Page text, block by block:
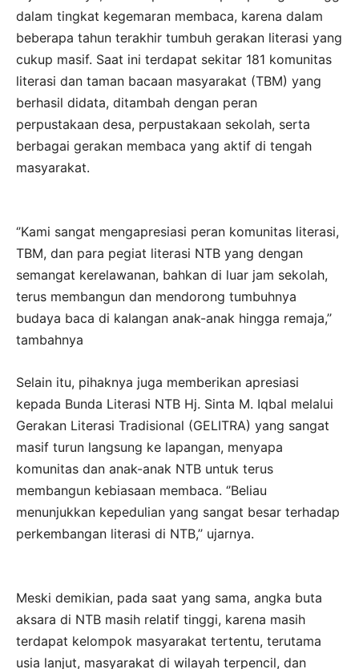
dalam tingkat kegemaran membaca, karena dalam
beberapa tahun terakhir tumbuh gerakan literasi yang
cukup masif. Saat ini terdapat sekitar 181 komunitas
literasi dan taman bacaan masyarakat (TBM) yang
berhasil didata, ditambah dengan peran
perpustakaan desa, perpustakaan sekolah, serta
berbagai gerakan membaca yang aktif di tengah
masyarakat.
‘’Kami sangat mengapresiasi peran komunitas literasi,
TBM, dan para pegiat literasi NTB yang dengan
semangat kerelawanan, bahkan di luar jam sekolah,
terus membangun dan mendorong tumbuhnya
budaya baca di kalangan anak-anak hingga remaja,’’
tambahnya
Selain itu, pihaknya juga memberikan apresiasi
kepada Bunda Literasi NTB Hj. Sinta M. Iqbal melalui
Gerakan Literasi Tradisional (GELITRA) yang sangat
masif turun langsung ke lapangan, menyapa
komunitas dan anak-anak NTB untuk terus
membangun kebiasaan membaca. ‘’Beliau
menunjukkan kepedulian yang sangat besar terhadap
perkembangan literasi di NTB,’’ ujarnya.
Meski demikian, pada saat yang sama, angka buta
aksara di NTB masih relatif tinggi, karena masih
terdapat kelompok masyarakat tertentu, terutama
usia lanjut, masyarakat di wilayah terpencil, dan